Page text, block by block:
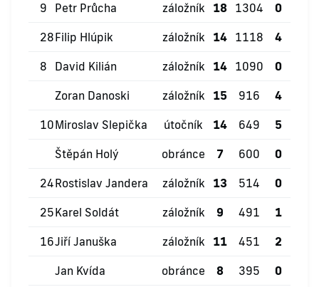
9 Petr Průcha záložník 18 1304 0
28Filip Hlúpik záložník 14 1118 4
8 David Kilián záložník 14 1090 0
Zoran Danoski záložník 15 916 4
10Miroslav Slepička útočník 14 649 5
Štěpán Holý obránce 7 600 0
24Rostislav Jandera záložník 13 514 0
25Karel Soldát záložník 9 491 1
16Jiří Januška záložník 11 451 2
Jan Kvída obránce 8 395 0